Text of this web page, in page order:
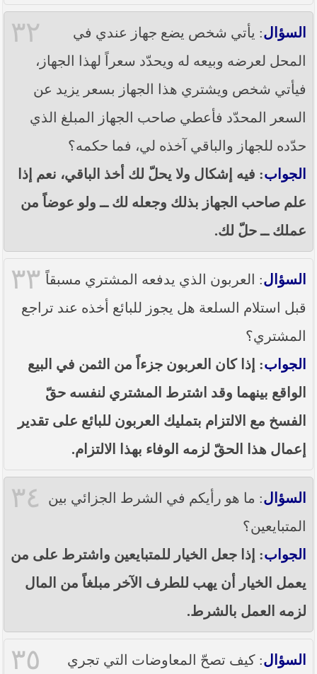
٣٢ السؤال: يأتي شخص يضع جهاز عندي في
المحل لعرضه وبيعه له ويحدّد سعراً لهذا الجهاز،
فيأتي شخص ويشتري هذا الجهاز بسعر يزيد عن
السعر المحدّد فأعطي صاحب الجهاز المبلغ الذي
حدّده للجهاز والباقي آخذه لي، فما حكمه؟
الجواب: فيه إشكال ولا يحلّ لك أخذ الباقي، نعم إذا
علم صاحب الجهاز بذلك وجعله لك ــ ولو عوضاً من
عملك ــ حلّ لك.
٣٣ السؤال: العربون الذي يدفعه المشتري مسبقاً
قبل استلام السلعة هل يجوز للبائع أخذه عند تراجع
المشتري؟
الجواب: إذا كان العربون جزءاً من الثمن في البيع
الواقع بينهما وقد اشترط المشتري لنفسه حقّ
الفسخ مع الالتزام بتمليك العربون للبائع على تقدير
إعمال هذا الحقّ لزمه الوفاء بهذا الالتزام.
٣٤ السؤال: ما هو رأيكم في الشرط الجزائي بين
المتبايعين؟
الجواب: إذا جعل الخيار للمتبايعين واشترط على من
يعمل الخيار أن يهب للطرف الآخر مبلغاً من المال
لزمه العمل بالشرط.
٣٥ السؤال: كيف تصحّ المعاوضات التي تجري